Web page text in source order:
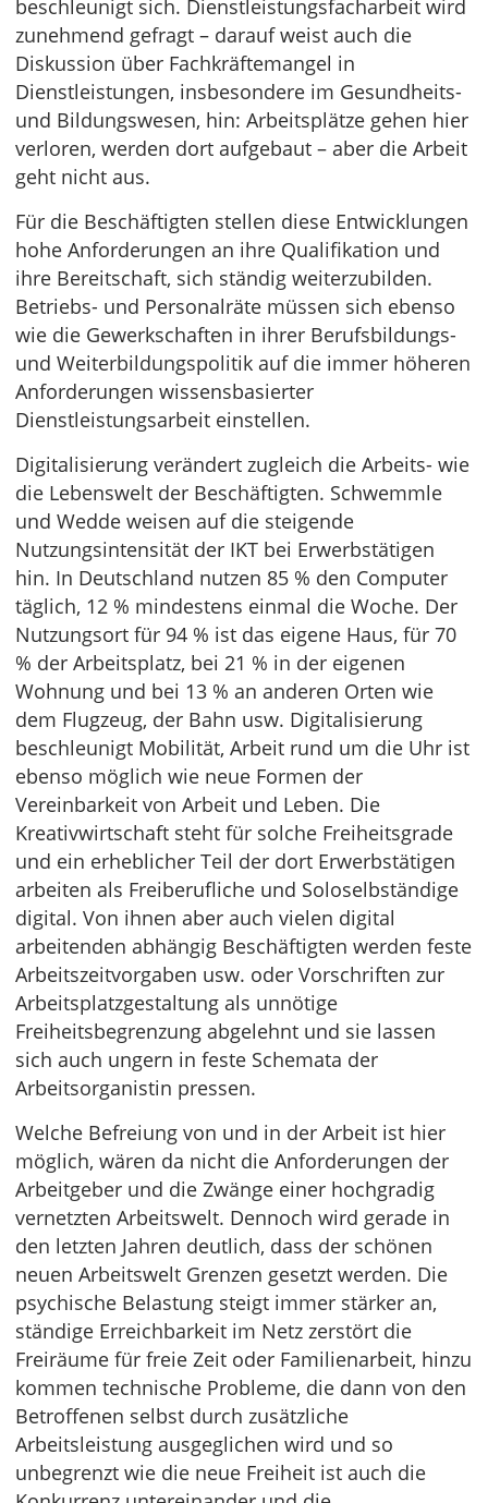
beschleunigt sich. Dienstleistungsfacharbeit wird
zunehmend gefragt – darauf weist auch die
Diskussion über Fachkräftemangel in
Dienstleistungen, insbesondere im Gesundheits-
und Bildungswesen, hin: Arbeitsplätze gehen hier
verloren, werden dort aufgebaut – aber die Arbeit
geht nicht aus.
Für die Beschäftigten stellen diese Entwicklungen
hohe Anforderungen an ihre Qualifikation und
ihre Bereitschaft, sich ständig weiterzubilden.
Betriebs- und Personalräte müssen sich ebenso
wie die Gewerkschaften in ihrer Berufsbildungs-
und Weiterbildungspolitik auf die immer höheren
Anforderungen wissensbasierter
Dienstleistungsarbeit einstellen.
Digitalisierung verändert zugleich die Arbeits- wie
die Lebenswelt der Beschäftigten. Schwemmle
und Wedde weisen auf die steigende
Nutzungsintensität der IKT bei Erwerbstätigen
hin. In Deutschland nutzen 85 % den Computer
täglich, 12 % mindestens einmal die Woche. Der
Nutzungsort für 94 % ist das eigene Haus, für 70
% der Arbeitsplatz, bei 21 % in der eigenen
Wohnung und bei 13 % an anderen Orten wie
dem Flugzeug, der Bahn usw. Digitalisierung
beschleunigt Mobilität, Arbeit rund um die Uhr ist
ebenso möglich wie neue Formen der
Vereinbarkeit von Arbeit und Leben. Die
Kreativwirtschaft steht für solche Freiheitsgrade
und ein erheblicher Teil der dort Erwerbstätigen
arbeiten als Freiberufliche und Soloselbständige
digital. Von ihnen aber auch vielen digital
arbeitenden abhängig Beschäftigten werden feste
Arbeitszeitvorgaben usw. oder Vorschriften zur
Arbeitsplatzgestaltung als unnötige
Freiheitsbegrenzung abgelehnt und sie lassen
sich auch ungern in feste Schemata der
Arbeitsorganistin pressen.
Welche Befreiung von und in der Arbeit ist hier
möglich, wären da nicht die Anforderungen der
Arbeitgeber und die Zwänge einer hochgradig
vernetzten Arbeitswelt. Dennoch wird gerade in
den letzten Jahren deutlich, dass der schönen
neuen Arbeitswelt Grenzen gesetzt werden. Die
psychische Belastung steigt immer stärker an,
ständige Erreichbarkeit im Netz zerstört die
Freiräume für freie Zeit oder Familienarbeit, hinzu
kommen technische Probleme, die dann von den
Betroffenen selbst durch zusätzliche
Arbeitsleistung ausgeglichen wird und so
unbegrenzt wie die neue Freiheit ist auch die